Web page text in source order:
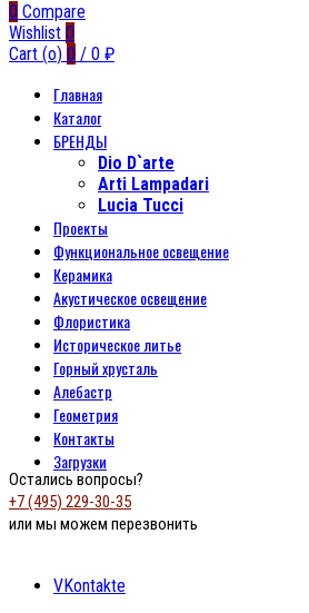
0 Compare
Wishlist 0
Cart (o) 0 / 0 ₽
Главная
Каталог
БРЕНДЫ
Dio D`arte
Arti Lampadari
Lucia Tucci
Проекты
Функциональное освещение
Керамика
Акустическое освещение
Флористика
Историческое литье
Горный хрусталь
Алебастр
Геометрия
Контакты
Загрузки
Остались вопросы?
+7 (495) 229-30-35
или мы можем перезвонить
VKontakte